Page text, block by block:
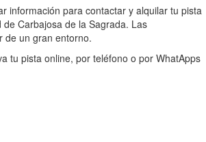
información para contactar y alquilar tu pista
Carbajosa de la Sagrada. Las
de un gran entorno.
tu pista online, por teléfono o por WhatApps